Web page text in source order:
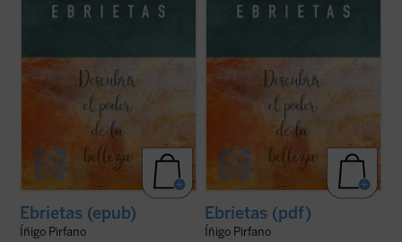
Ebrietas (epub)
Íñigo Pirfano
Ebrietas (pdf)
Íñigo Pirfano